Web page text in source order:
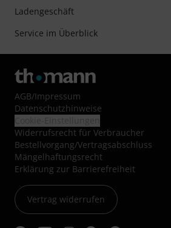
Ladengeschäft
Service im Überblick
AGB/Impressum
Datenschutzhinweise
Widerrufsrecht für Verbraucher
Bestellvorgang/Vertragsabschluss
Mängelhaftungsrecht
Erklärung zur Barrierefreiheit
Vertrag widerrufen